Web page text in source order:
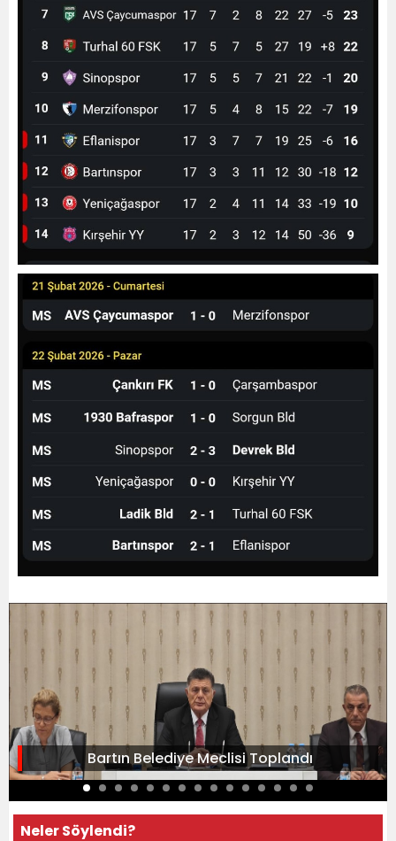
Bartın Belediye Meclisi Toplandı
Neler Söylendi?